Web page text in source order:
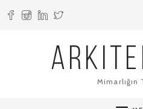
Mimarlığın